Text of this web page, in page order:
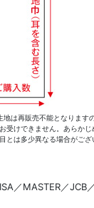
は再販売不能となります
受けできません。あらかじ
とは多少異なる場合がご
／MASTER／JCB